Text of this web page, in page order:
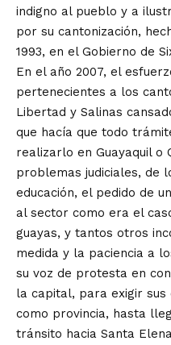
indigno al pueblo y a
por su cantonización,
1993, en el Gobierno de
En el año 2007, el
pertenecientes a los
Libertad y Salinas
que hacía que todo
realizarlo en Guayaquil o
problemas judiciales, de
educación, el pedido de
al sector como era el
guayas, y tantos otros
medida y la paciencia a
su voz de protesta en
la capital, para exigir sus
como provincia, hasta
tránsito hacia Santa